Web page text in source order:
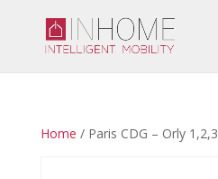
Home / Paris CDG – Orly 1,2,3